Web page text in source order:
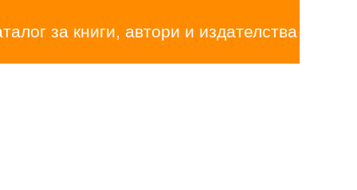
за книги, автори и издателства